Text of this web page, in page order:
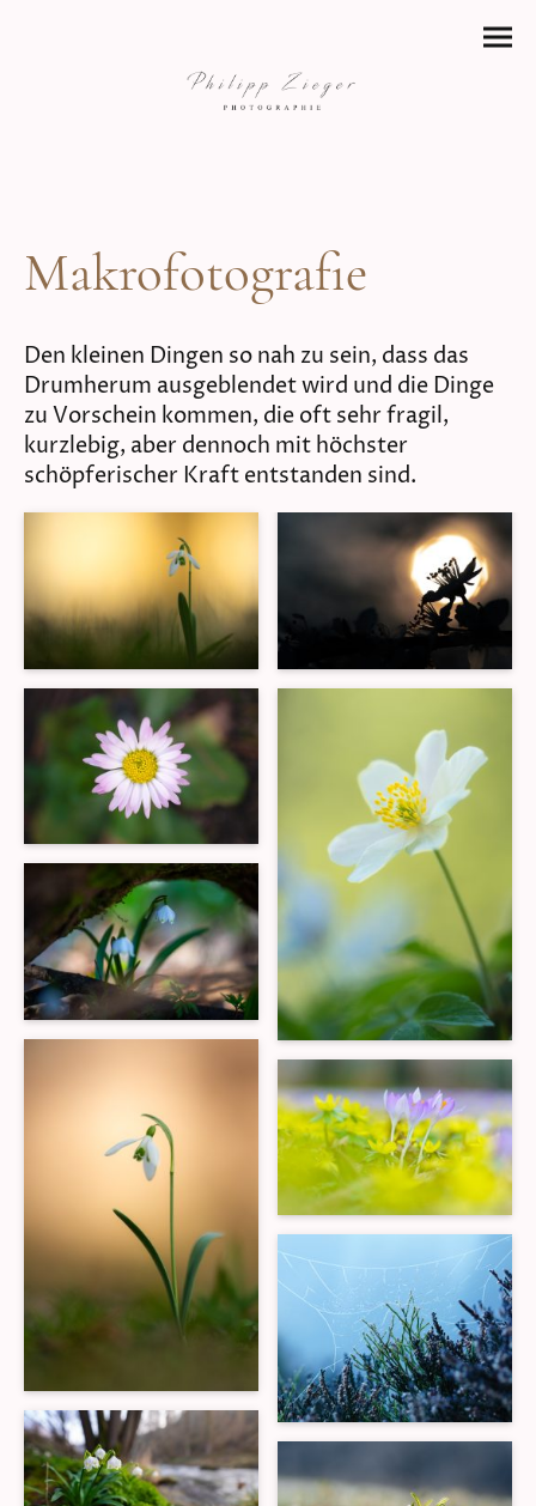
Makrofotografie
Den kleinen Dingen so nah zu sein, dass das
Drumherum ausgeblendet wird und die Dinge
zu Vorschein kommen, die oft sehr fragil,
kurzlebig, aber dennoch mit höchster
schöpferischer Kraft entstanden sind.